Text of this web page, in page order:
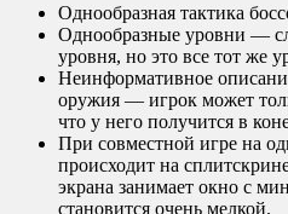
Однообразная тактика
Однообразные уровни —
уровня, но это все тот же
Неинформативное
оружия — игрок может
что у него получится в
При совместной игре на
происходит на
экрана занимает окно с
становится очень мелкой.